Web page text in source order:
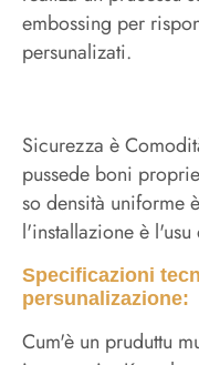
embossing per
persunalizati.
Sicurezza è
pussede boni
so densità uniforme
l'installazione è
Specificazioni
persunalizazione:
Cum'è un pruduttu